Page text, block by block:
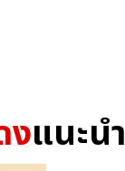
งแนะนำ